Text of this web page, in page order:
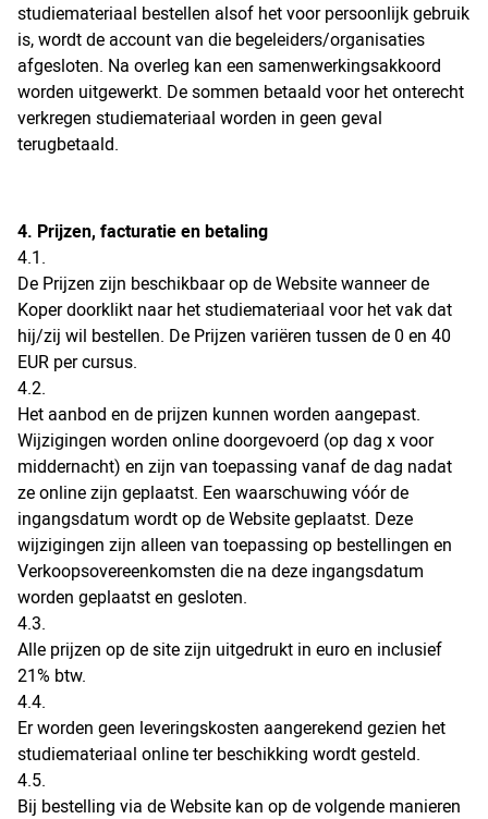
studiemateriaal bestellen alsof het voor persoonlijk gebruik
is, wordt de account van die begeleiders/organisaties
afgesloten. Na overleg kan een samenwerkingsakkoord
worden uitgewerkt. De sommen betaald voor het onterecht
verkregen studiemateriaal worden in geen geval
terugbetaald.
4. Prijzen, facturatie en betaling
4.1.
De Prijzen zijn beschikbaar op de Website wanneer de
Koper doorklikt naar het studiemateriaal voor het vak dat
hij/zij wil bestellen. De Prijzen variëren tussen de 0 en 40
EUR per cursus.
4.2.
Het aanbod en de prijzen kunnen worden aangepast.
Wijzigingen worden online doorgevoerd (op dag x voor
middernacht) en zijn van toepassing vanaf de dag nadat
ze online zijn geplaatst. Een waarschuwing vóór de
ingangsdatum wordt op de Website geplaatst. Deze
wijzigingen zijn alleen van toepassing op bestellingen en
Verkoopsovereenkomsten die na deze ingangsdatum
worden geplaatst en gesloten.
4.3.
Alle prijzen op de site zijn uitgedrukt in euro en inclusief
21% btw.
4.4.
Er worden geen leveringskosten aangerekend gezien het
studiemateriaal online ter beschikking wordt gesteld.
4.5.
Bij bestelling via de Website kan op de volgende manieren